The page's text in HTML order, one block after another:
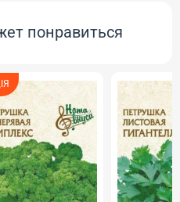
понравиться